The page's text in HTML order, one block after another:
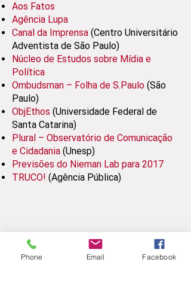
Aos Fatos
Agência Lupa
Canal da Imprensa (Centro Universitário
Adventista de São Paulo)
Núcleo de Estudos sobre Mídia e
Política
Ombudsman – Folha de S.Paulo (São
Paulo)
ObjEthos (Universidade Federal de
Santa Catarina)
Plural – Observatório de Comunicação
e Cidadania (Unesp)
Previsões do Nieman Lab para 2017
TRUCO! (Agência Pública)
Phone Email Facebook